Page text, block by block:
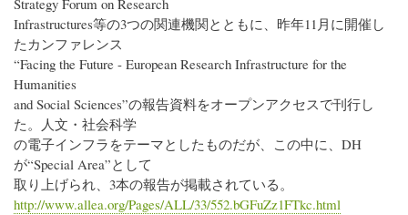
Strategy Forum on Research
Infrastructures等の3つの関連機関とともに、昨年11月に開催し
たカンファレンス
“Facing the Future - European Research Infrastructure for the
Humanities
and Social Sciences”の報告資料をオープンアクセスで刊行し
た。人文・社会科学
の電子インフラをテーマとしたものだが、この中に、DH
が“Special Area”として
取り上げられ、3本の報告が掲載されている。
http://www.allea.org/Pages/ALL/33/552.bGFuZz1FTkc.html